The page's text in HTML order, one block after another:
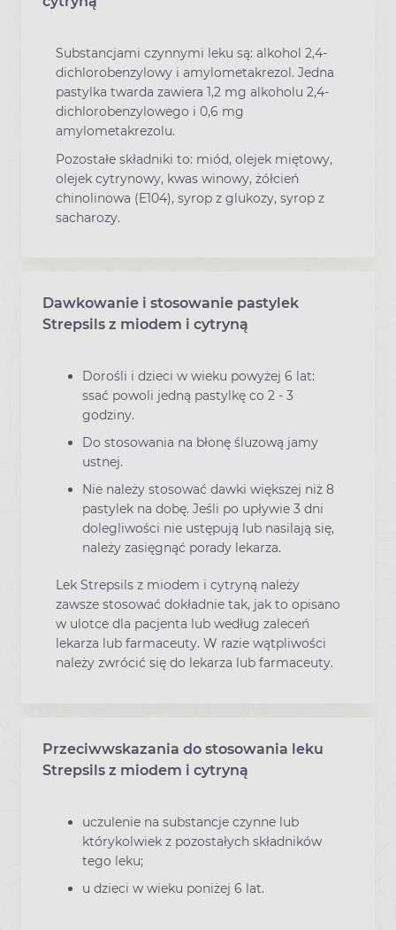
Substancjami czynnymi leku są: alkohol 2,4-
dichlorobenzylowy i amylometakrezol. Jedna
pastylka twarda zawiera 1,2 mg alkoholu 2,4-
dichlorobenzylowego i 0,6 mg
amylometakrezolu.
Pozostałe składniki to: miód, olejek miętowy,
olejek cytrynowy, kwas winowy, żółcień
chinolinowa (E104), syrop z glukozy, syrop z
sacharozy.
Dawkowanie i stosowanie pastylek
Strepsils z miodem i cytryną
Dorośli i dzieci w wieku powyżej 6 lat:
ssać powoli jedną pastylkę co 2 - 3
godziny.
Do stosowania na błonę śluzową jamy
ustnej.
Nie należy stosować dawki większej niż 8
pastylek na dobę. Jeśli po upływie 3 dni
dolegliwości nie ustępują lub nasilają się,
należy zasięgnąć porady lekarza.
Lek Strepsils z miodem i cytryną należy
zawsze stosować dokładnie tak, jak to opisano
w ulotce dla pacjenta lub według zaleceń
lekarza lub farmaceuty. W razie wątpliwości
należy zwrócić się do lekarza lub farmaceuty.
Przeciwwskazania do stosowania leku
Strepsils z miodem i cytryną
uczulenie na substancje czynne lub
którykolwiek z pozostałych składników
tego leku;
u dzieci w wieku poniżej 6 lat.